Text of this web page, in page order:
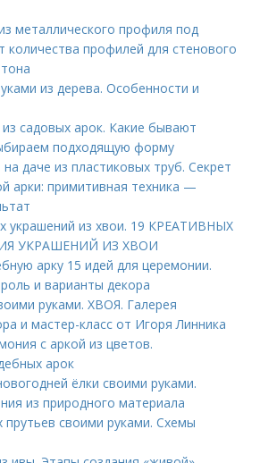
металлического профиля под
количества профилей для стенового
из дерева. Особенности и
садовых арок. Какие бывают
подходящую форму
даче из пластиковых труб. Секрет
арки: примитивная техника —
украшений из хвои. 19 КРЕАТИВНЫХ
УКРАШЕНИЙ ИЗ ХВОИ
арку 15 идей для церемонии.
и варианты декора
руками. ХВОЯ. Галерея
и мастер-класс от Игоря Линника
с аркой из цветов.
арок
ёлки своими руками.
из природного материала
прутьев своими руками. Схемы